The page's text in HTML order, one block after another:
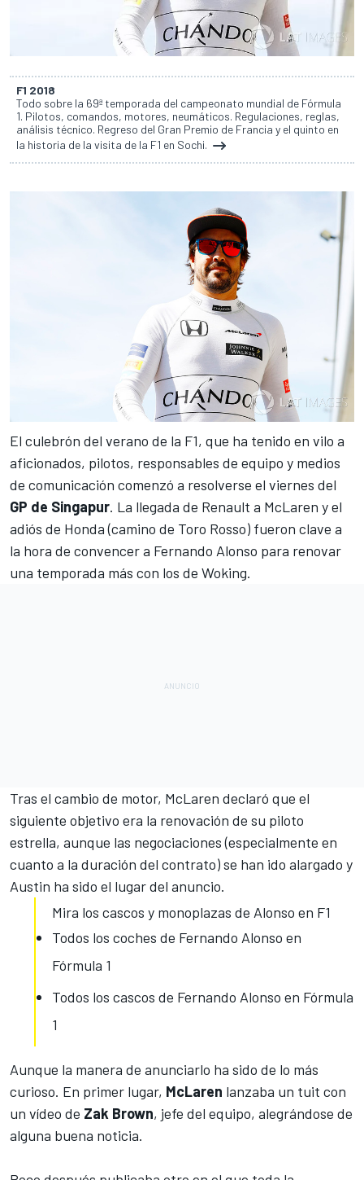
F1 2018
Todo sobre la 69ª temporada del campeonato mundial de Fórmula
1. Pilotos, comandos, motores, neumáticos. Regulaciones, reglas,
análisis técnico. Regreso del Gran Premio de Francia y el quinto en
la historia de la visita de la F1 en Sochi.
El culebrón del verano de la F1, que ha tenido en vilo a
aficionados, pilotos, responsables de equipo y medios
de comunicación comenzó a resolverse el viernes del
GP de Singapur. La llegada de Renault a McLaren y el
adiós de Honda(camino de Toro Rosso) fueron clave a
la hora de convencer a Fernando Alonso para renovar
una temporada más con los de Woking.
Tras el cambio de motor, McLaren declaró que el
siguiente objetivo era la renovación de su piloto
estrella, aunque las negociaciones (especialmente en
cuanto a la duración del contrato) se han ido alargado y
Austin ha sido el lugar del anuncio.
Mira los cascos y monoplazas de Alonso en F1
Todos los coches de Fernando Alonso en
Fórmula 1
Todos los cascos de Fernando Alonso en Fórmula
1
Aunque la manera de anunciarlo ha sido de lo más
curioso. En primer lugar, McLaren lanzaba un tuit con
un vídeo de Zak Brown, jefe del equipo, alegrándose de
alguna buena noticia.